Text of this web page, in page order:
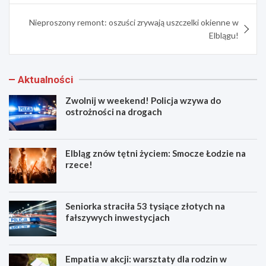
Nieproszony remont: oszuści zrywają uszczelki okienne w
Elblągu!
Aktualności
Zwolnij w weekend! Policja wzywa do
ostrożności na drogach
Elbląg znów tętni życiem: Smocze Łodzie na
rzece!
Seniorka straciła 53 tysiące złotych na
fałszywych inwestycjach
Empatia w akcji: warsztaty dla rodzin w